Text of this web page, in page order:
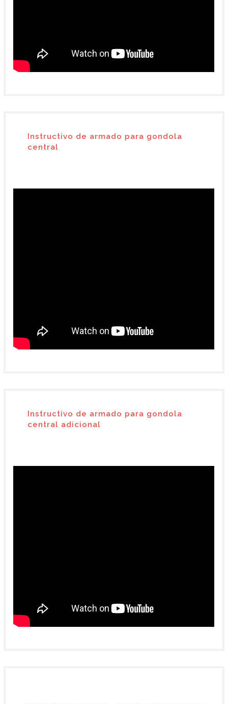
Instructivo de armado para gondola
central
Instructivo de armado para gondola
central adicional